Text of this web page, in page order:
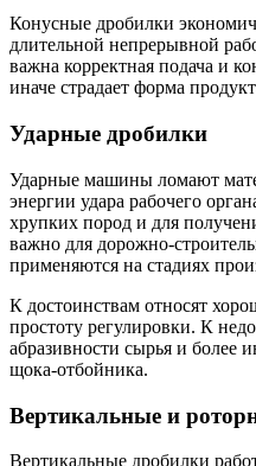
Конусные дробилки
длительной непрерывной
важна корректная подача и
иначе страдает форма
Ударные дробилки
Ударные машины ломают
энергии удара рабочего
хрупких пород и для
важно для дорожно-
применяются на стадиях
К достоинствам относят
простоту регулировки. К
абразивности сырья и более
щока-отбойника.
Вертикальные и
Вертикальные дробилки